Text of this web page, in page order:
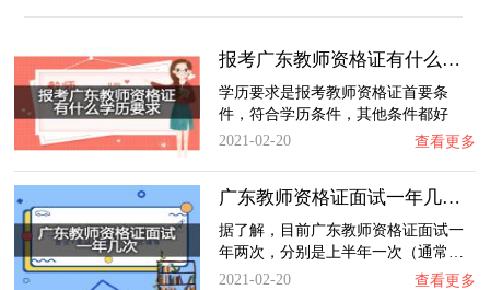
报考广东教师资格证有什么学历要求？
学历要求是报考教师资格证首要条
件，符合学历条件，其他条件都好
办…
2021-02-20 查看更多
广东教师资格证面试一年几次？
据了解，目前广东教师资格证面试一
年两次，分别是上半年一次（通常…
2021-02-20
查看更多